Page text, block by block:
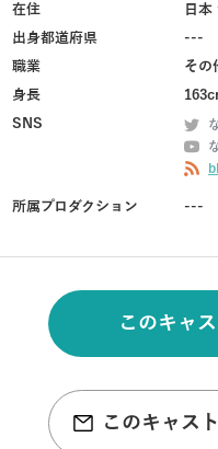
在住
日本
出身都道府県
---
職業
その
身長
SNS
所属プロダクション ---
このキャ
このキャス